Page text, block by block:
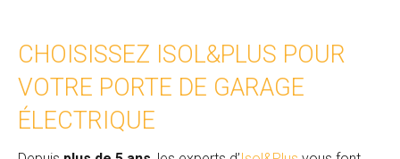
CHOISISSEZ ISOL&PLUS POUR
VOTRE PORTE DE GARAGE
ÉLECTRIQUE